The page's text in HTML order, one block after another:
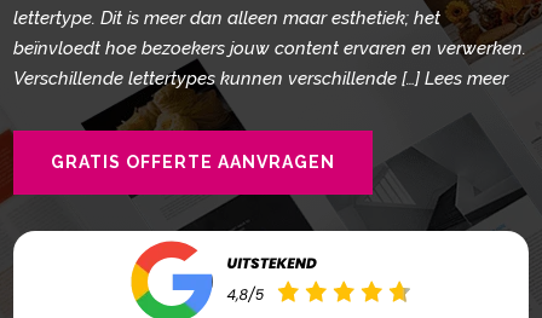
lettertype.​ Dit is meer dan alleen maar esthetiek; het
beïnvloedt hoe bezoekers jouw content ervaren en verwerken.​
Verschillende lettertypes kunnen verschillende […] Lees meer
GRATIS OFFERTE AANVRAGEN